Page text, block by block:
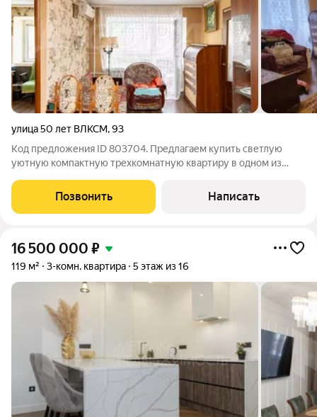
улица 50 лет ВЛКСМ,93
Код предложения ID 803704. Предлагаем купить светлую
уютную компактную трехкомнатную квартиру в одном из
семьи, которая ценит комфорт, тишину и свой личный уголок
пусть в небольшой, но своей
Позвонить Написать
16 500 000 ₽
119 м² 3-комн. квартира 5 этаж из 16